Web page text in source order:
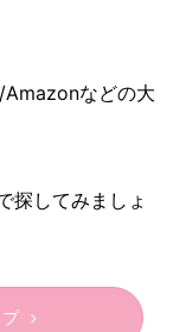
などの大
探してみましょ